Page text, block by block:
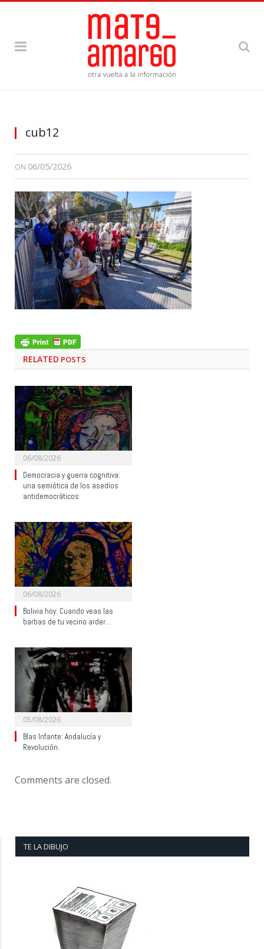
cub12
ON 06/05/2026
RELATED POSTS
06/08/2026
Democracia y guerra cognitiva:
una semiótica de los asedios
antidemocráticos
06/08/2026
Bolivia hoy: Cuando veas las
barbas de tu vecino arder…
05/08/2026
Blas Infante: Andalucía y
Revolución.
Comments are closed.
TE LA DIBUJO